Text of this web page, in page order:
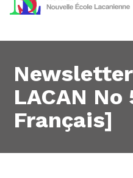
Newsletter
LACAN
Français]